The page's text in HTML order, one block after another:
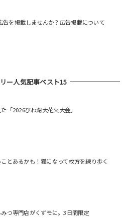
告を掲載しませんか？広告掲載について
ー人気記事ベスト15
「2026びわ湖大花火大会」
とあるかも！狐になって枚方を練り歩く
つ専門店がくずモに。3日間限定